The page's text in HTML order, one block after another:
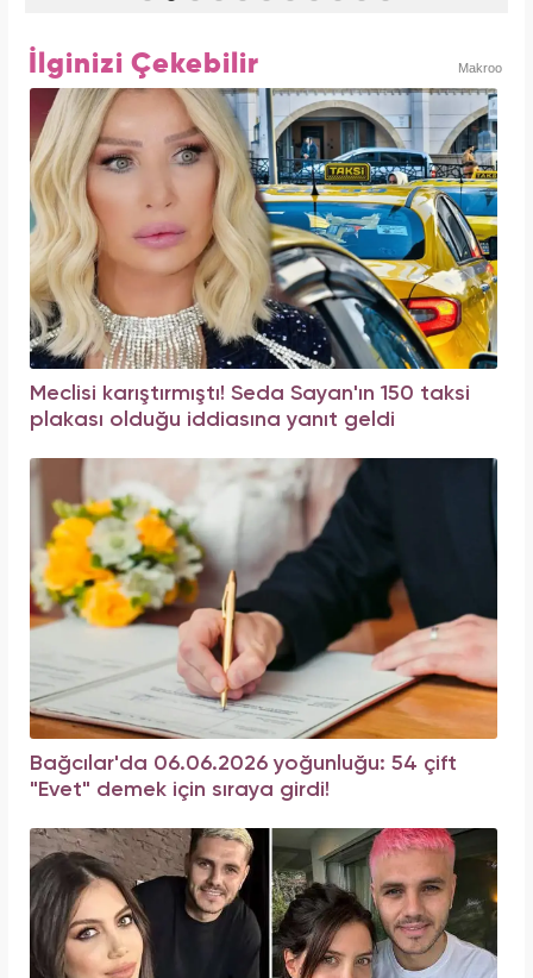
İlginizi Çekebilir Makroo
Meclisi karıştırmıştı! Seda Sayan'ın 150 taksi
plakası olduğu iddiasına yanıt geldi
Bağcılar'da 06.06.2026 yoğunluğu: 54 çift
"Evet" demek için sıraya girdi!